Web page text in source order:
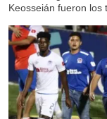
Keosseián fueron los